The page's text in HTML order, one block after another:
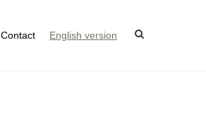
Contact English version